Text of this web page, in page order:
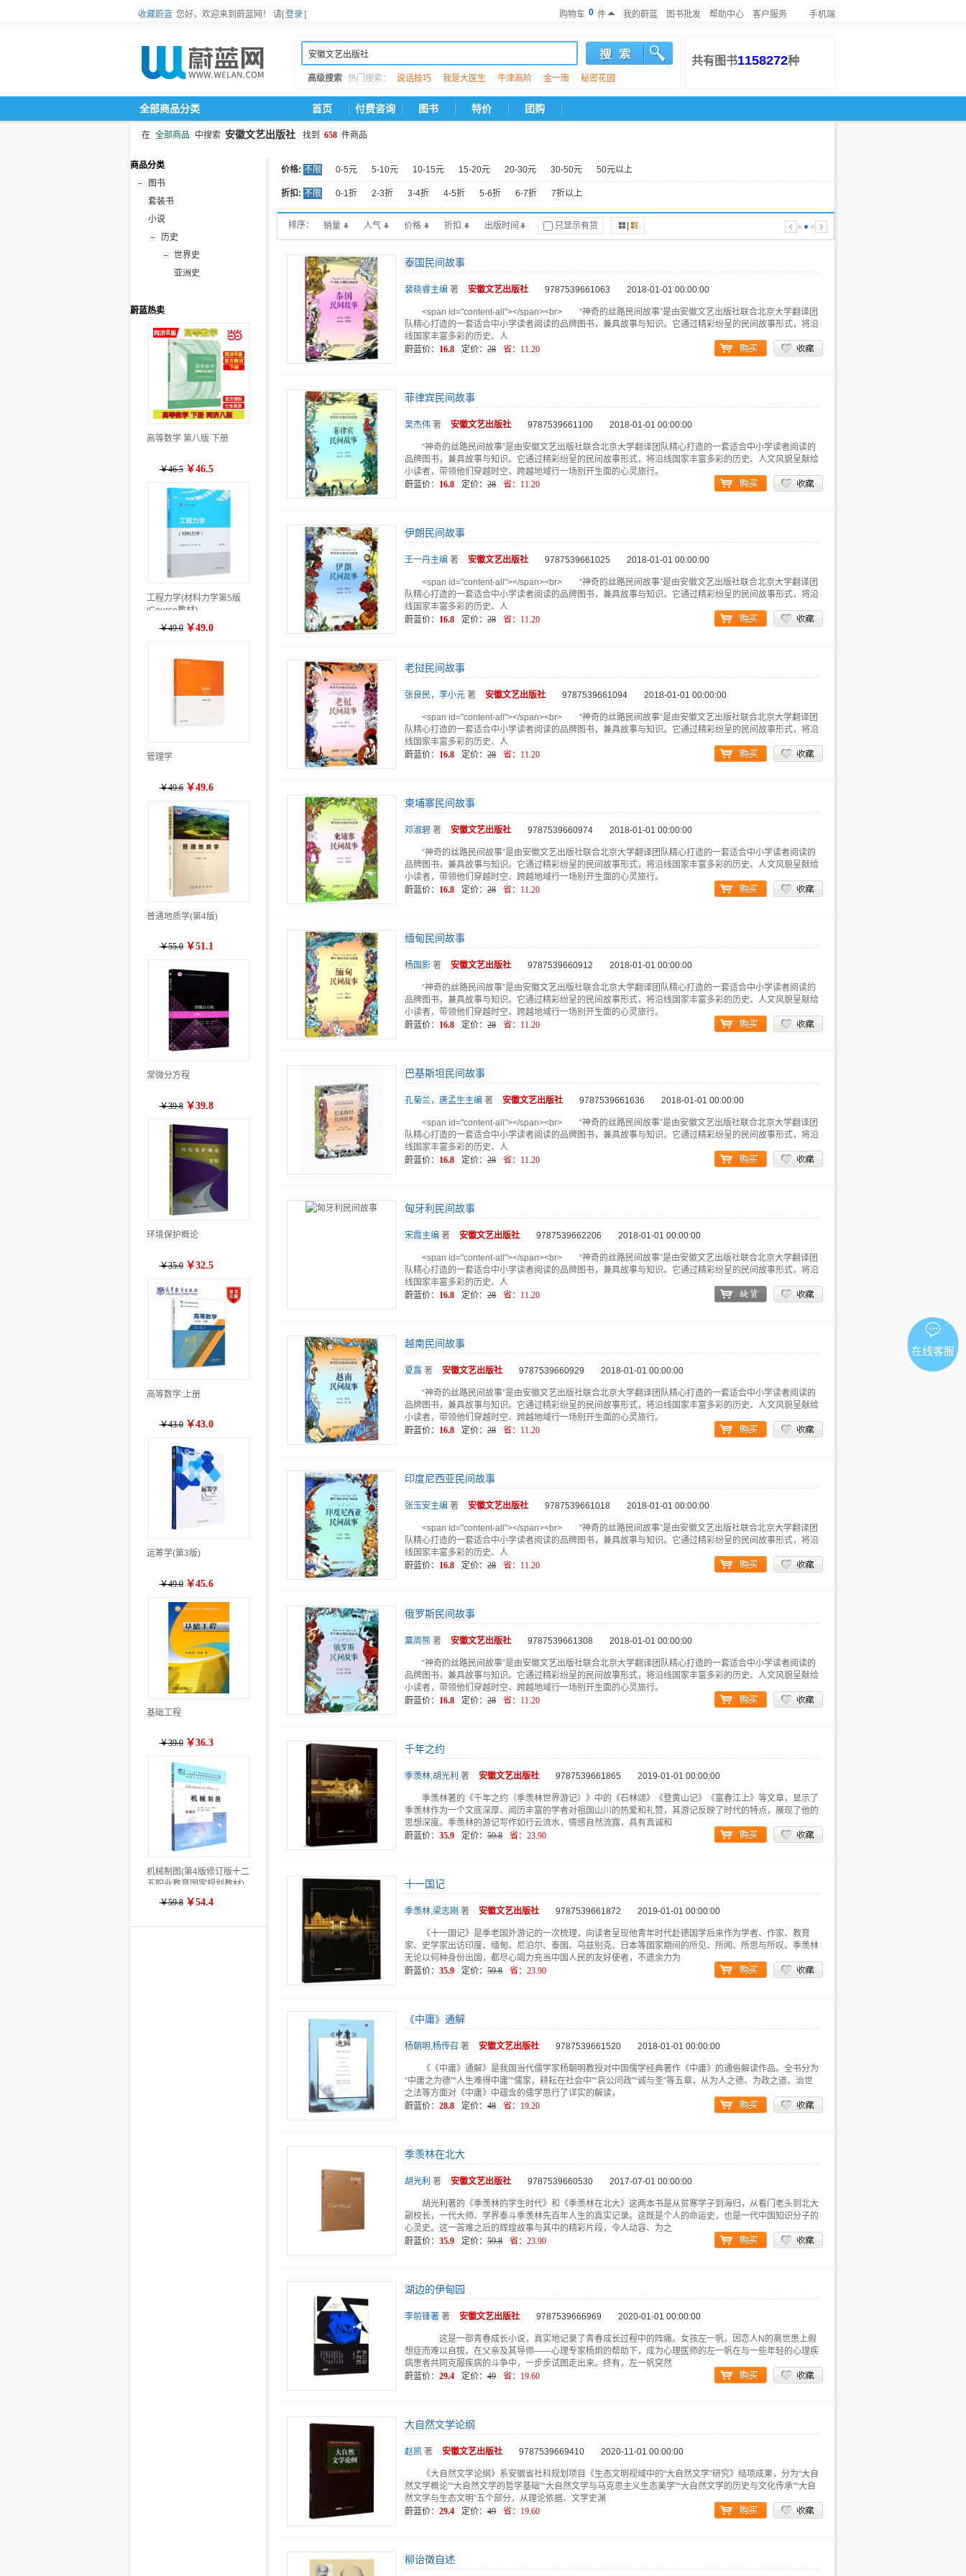
收藏蔚蓝 您好，欢迎来到蔚蓝网！ 请[登录] 购物车 0 件 我的蔚蓝 图书批发 帮助中心 客户服务 手机端
高级搜索 热门搜索： 说话技巧 我是大医生 牛津高阶 金一南 秘密花园
共有图书1158272种
全部商品分类 首页 付费咨询 图书 特价 团购
在 全部商品 中搜索 安徽文艺出版社 找到 658 件商品
商品分类
图书
套装书
小说
历史
世界史
亚洲史
蔚蓝热卖
高等数学 第八版 下册
￥46.5 ￥46.5
工程力学(材料力学第5版
iCourse教材)
￥49.0 ￥49.0
管理学
￥49.6 ￥49.6
普通地质学(第4版)
￥55.0 ￥51.1
常微分方程
￥39.8 ￥39.8
环境保护概论
￥35.0 ￥32.5
高等数学:上册
￥43.0 ￥43.0
运筹学(第3版)
￥49.0 ￥45.6
基础工程
￥39.0 ￥36.3
机械制图(第4版修订版十二
五职业教育国家规划教材)
￥59.8 ￥54.4
价格: 不限 0-5元 5-10元 10-15元 15-20元 20-30元 30-50元 50元以上
折扣: 不限 0-1折 2-3折 3-4折 4-5折 5-6折 6-7折 7折以上
排序： 销量 人气 价格 折扣 出版时间 只显示有货
泰国民间故事
裴晓睿主编 著 安徽文艺出版社 9787539661063 2018-01-01 00:00:00
<span id="content-all"></span><br> “神奇的丝路民间故事”是由安徽文艺出版社联合北京大学翻译团
队精心打造的一套适合中小学读者阅读的品牌图书，兼具故事与知识。它通过精彩纷呈的民间故事形式，将沿
线国家丰富多彩的历史、人
蔚蓝价： 16.8 定价： 28 省： 11.20
菲律宾民间故事
吴杰伟 著 安徽文艺出版社 9787539661100 2018-01-01 00:00:00
“神奇的丝路民间故事”是由安徽文艺出版社联合北京大学翻译团队精心打造的一套适合中小学读者阅读的
品牌图书，兼具故事与知识。它通过精彩纷呈的民间故事形式，将沿线国家丰富多彩的历史、人文风貌呈献给
小读者，带领他们穿越时空、跨越地域行一场别开生面的心灵旅行。
蔚蓝价： 16.8 定价： 28 省： 11.20
伊朗民间故事
王一丹主编 著 安徽文艺出版社 9787539661025 2018-01-01 00:00:00
<span id="content-all"></span><br> “神奇的丝路民间故事”是由安徽文艺出版社联合北京大学翻译团
队精心打造的一套适合中小学读者阅读的品牌图书，兼具故事与知识。它通过精彩纷呈的民间故事形式，将沿
线国家丰富多彩的历史、人
蔚蓝价： 16.8 定价： 28 省： 11.20
老挝民间故事
张良民，李小元 著 安徽文艺出版社 9787539661094 2018-01-01 00:00:00
<span id="content-all"></span><br> “神奇的丝路民间故事”是由安徽文艺出版社联合北京大学翻译团
队精心打造的一套适合中小学读者阅读的品牌图书，兼具故事与知识。它通过精彩纷呈的民间故事形式，将沿
线国家丰富多彩的历史、人
蔚蓝价： 16.8 定价： 28 省： 11.20
柬埔寨民间故事
邓淑碧 著 安徽文艺出版社 9787539660974 2018-01-01 00:00:00
“神奇的丝路民间故事”是由安徽文艺出版社联合北京大学翻译团队精心打造的一套适合中小学读者阅读的
品牌图书，兼具故事与知识。它通过精彩纷呈的民间故事形式，将沿线国家丰富多彩的历史、人文风貌呈献给
小读者，带领他们穿越时空、跨越地域行一场别开生面的心灵旅行。
蔚蓝价： 16.8 定价： 28 省： 11.20
缅甸民间故事
杨国影 著 安徽文艺出版社 9787539660912 2018-01-01 00:00:00
“神奇的丝路民间故事”是由安徽文艺出版社联合北京大学翻译团队精心打造的一套适合中小学读者阅读的
品牌图书，兼具故事与知识。它通过精彩纷呈的民间故事形式，将沿线国家丰富多彩的历史、人文风貌呈献给
小读者，带领他们穿越时空、跨越地域行一场别开生面的心灵旅行。
蔚蓝价： 16.8 定价： 28 省： 11.20
巴基斯坦民间故事
孔菊兰，唐孟生主编 著 安徽文艺出版社 9787539661636 2018-01-01 00:00:00
<span id="content-all"></span><br> “神奇的丝路民间故事”是由安徽文艺出版社联合北京大学翻译团
队精心打造的一套适合中小学读者阅读的品牌图书，兼具故事与知识。它通过精彩纷呈的民间故事形式，将沿
线国家丰富多彩的历史、人
蔚蓝价： 16.8 定价： 28 省： 11.20
匈牙利民间故事
宋霞主编 著 安徽文艺出版社 9787539662206 2018-01-01 00:00:00
<span id="content-all"></span><br> “神奇的丝路民间故事”是由安徽文艺出版社联合北京大学翻译团
队精心打造的一套适合中小学读者阅读的品牌图书，兼具故事与知识。它通过精彩纷呈的民间故事形式，将沿
线国家丰富多彩的历史、人
蔚蓝价： 16.8 定价： 28 省： 11.20
越南民间故事
夏露 著 安徽文艺出版社 9787539660929 2018-01-01 00:00:00
“神奇的丝路民间故事”是由安徽文艺出版社联合北京大学翻译团队精心打造的一套适合中小学读者阅读的
品牌图书，兼具故事与知识。它通过精彩纷呈的民间故事形式，将沿线国家丰富多彩的历史、人文风貌呈献给
小读者，带领他们穿越时空、跨越地域行一场别开生面的心灵旅行。
蔚蓝价： 16.8 定价： 28 省： 11.20
印度尼西亚民间故事
张玉安主编 著 安徽文艺出版社 9787539661018 2018-01-01 00:00:00
<span id="content-all"></span><br> “神奇的丝路民间故事”是由安徽文艺出版社联合北京大学翻译团
队精心打造的一套适合中小学读者阅读的品牌图书，兼具故事与知识。它通过精彩纷呈的民间故事形式，将沿
线国家丰富多彩的历史、人
蔚蓝价： 16.8 定价： 28 省： 11.20
俄罗斯民间故事
粟周熊 著 安徽文艺出版社 9787539661308 2018-01-01 00:00:00
“神奇的丝路民间故事”是由安徽文艺出版社联合北京大学翻译团队精心打造的一套适合中小学读者阅读的
品牌图书，兼具故事与知识。它通过精彩纷呈的民间故事形式，将沿线国家丰富多彩的历史、人文风貌呈献给
小读者，带领他们穿越时空、跨越地域行一场别开生面的心灵旅行。
蔚蓝价： 16.8 定价： 28 省： 11.20
千年之约
季羡林,胡光利 著 安徽文艺出版社 9787539661865 2019-01-01 00:00:00
季羡林著的《千年之约（季羡林世界游记）》中的《石林颂》《登黄山记》《富春江上》等文章，显示了
季羡林作为一个文底深厚、阅历丰富的学者对祖国山川的热爱和礼赞，其游记反映了时代的特点，展现了他的
思想深度。季羡林的游记写作如行云流水，情感自然流露，具有真诚和
蔚蓝价： 35.9 定价： 59.8 省： 23.90
十一国记
季羡林,梁志刚 著 安徽文艺出版社 9787539661872 2019-01-01 00:00:00
《十一国记》是季老国外游记的一次梳理，向读者呈现他青年时代赴德国学后来作为学者、作家、教育
家、史学家出访印度、缅甸、尼泊尔、泰国、乌兹别克、日本等国家期间的所见、所闻、所思与所叹。季羡林
无论以何种身份出国，都尽心竭力充当中国人民的友好使者，不遗余力为
蔚蓝价： 35.9 定价： 59.8 省： 23.90
《中庸》通解
杨朝明,杨传召 著 安徽文艺出版社 9787539661520 2018-01-01 00:00:00
《《中庸》通解》是我国当代儒学家杨朝明教授对中国儒学经典著作《中庸》的通俗解读作品。全书分为
“中庸之为德”“人生难得中庸”“儒家，耕耘在社会中”“哀公问政”“诚与圣”等五章，从为人之德、为政之道、治世
之法等方面对《中庸》中蕴含的儒学思行了详实的解读，
蔚蓝价： 28.8 定价： 48 省： 19.20
季羡林在北大
胡光利 著 安徽文艺出版社 9787539660530 2017-07-01 00:00:00
胡光利著的《季羡林的学生时代》和《季羡林在北大》这两本书是从贫寒学子到海归，从看门老头到北大
副校长，一代大师、学界泰斗季羡林先百年人生的真实记录。这既是个人的命运史，也是一代中国知识分子的
心灵史。这一苦难之后的辉煌故事与其中的精彩片段，令人动容、为之
蔚蓝价： 35.9 定价： 59.8 省： 23.90
湖边的伊甸园
李前锋著 著 安徽文艺出版社 9787539666969 2020-01-01 00:00:00
这是一部青春成长小说，真实地记录了青春成长过程中的阵痛。女孩左一帆，因恋人N的离世患上假
想症而难以自拔。在父亲及其导师——心理专家杨炯的帮助下，成为心理医师的左一帆在与一些年轻的心理疾
病患者共同克服疾病的斗争中，一步步试图走出来。终有，左一帆突然
蔚蓝价： 29.4 定价： 49 省： 19.60
大自然文学论纲
赵凯 著 安徽文艺出版社 9787539669410 2020-11-01 00:00:00
《大自然文学论纲》系安徽省社科规划项目《生态文明视域中的“大自然文学”研究》结项成果，分为“大自
然文学概论”“大自然文学的哲学基础”“大自然文学与马克思主义生态美学”“大自然文学的历史与文化传承”“大自
然文学与生态文明”五个部分，从理论依据、文学史渊
蔚蓝价： 29.4 定价： 49 省： 19.60
柳诒徵自述
在线客服